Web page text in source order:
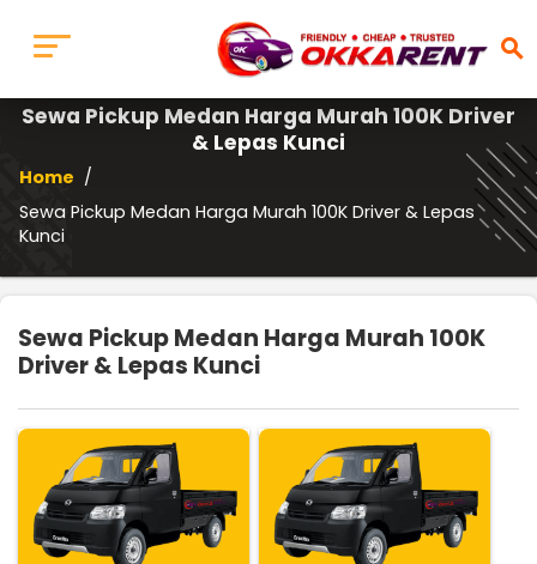
search
Sewa Pickup Medan Harga Murah 100K Driver
& Lepas Kunci
Home /
Sewa Pickup Medan Harga Murah 100K Driver & Lepas
Kunci
Sewa Pickup Medan Harga Murah 100K
Driver & Lepas Kunci